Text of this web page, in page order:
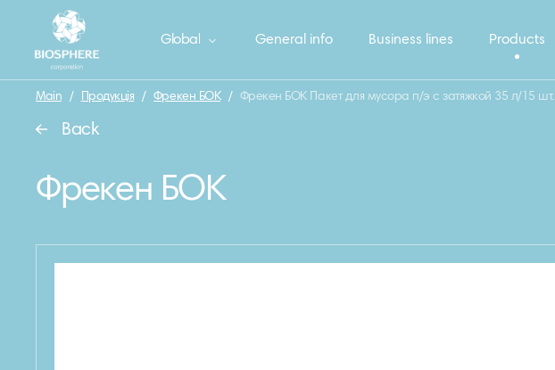
General info Business lines Products
Global
Main / Продукція / Фрекен БОК / Фрекен БОК Пакет для мусора п/э с затяжкой 35 л/15 шт.
Back
Фрекен БОК